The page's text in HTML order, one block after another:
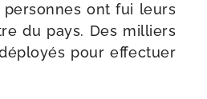
per­sonnes ont fui leurs
du pays. Des mil­liers
pour effec­tuer